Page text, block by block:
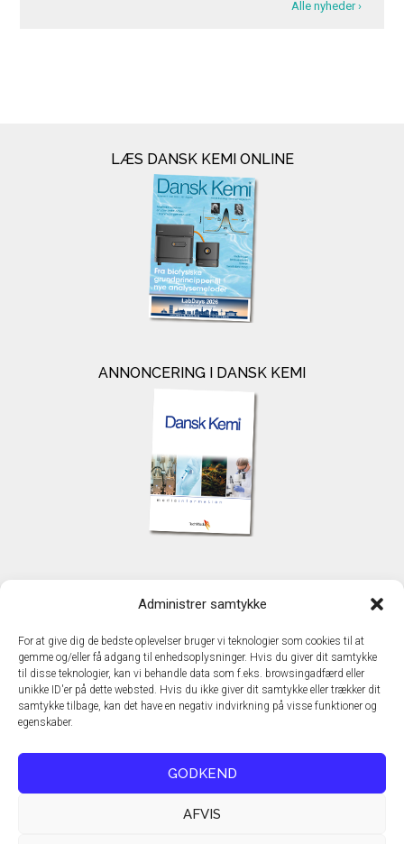
Administrer samtykke
For at give dig de bedste oplevelser bruger vi teknologier som cookies til at
gemme og/eller få adgang til enhedsoplysninger. Hvis du giver dit samtykke
til disse teknologier, kan vi behandle data som f.eks. browsingadfærd eller
unikke ID'er på dette websted. Hvis du ikke giver dit samtykke eller trækker dit
samtykke tilbage, kan det have en negativ indvirkning på visse funktioner og
egenskaber.
GODKEND
AFVIS
Alle nyheder ›
LÆS DANSK KEMI ONLINE
ANNONCERING I DANSK KEMI
TechMedia A/S
DK - 2600 Glostrup
www.techmedia.dk
Telefon: +45 43 24 26 28
E-mail:info@techmedia.dk